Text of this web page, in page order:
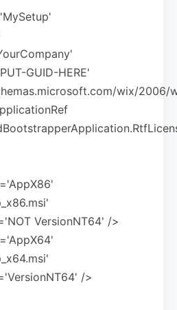
GUID-HERE'
wix/2006/
VersionNT64' />
/>